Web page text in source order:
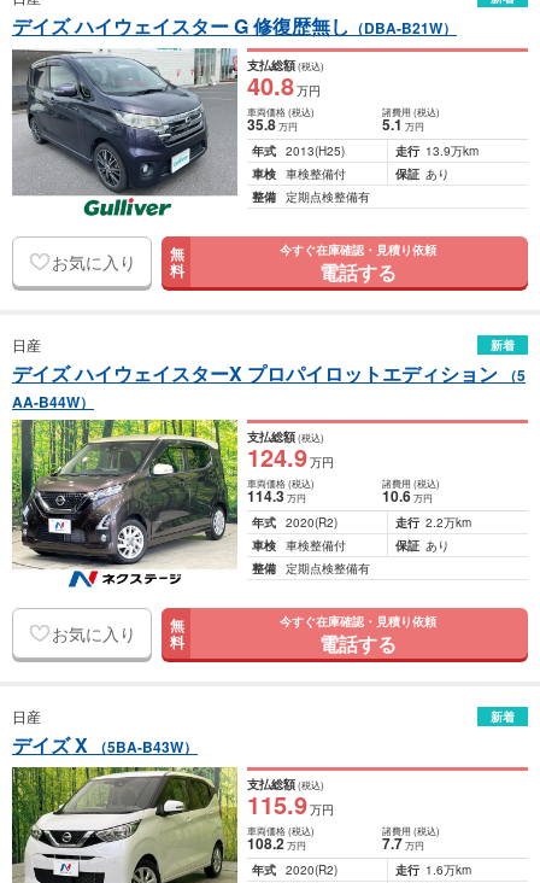
デイズ ハイウェイスター G 修復歴無し （DBA-B21W）
支払総額(税込)
40.8万円
車両価格(税込)
35.8万円
諸費用 (税込)
5.1 万円
年式 2013(H25) 走行 13.9万km
車検 車検整備付 保証 あり
整備 定期点検整備有
お気に入り 無
料
今すぐ在庫確認・見積り依頼
電話する
日産 新着
デイズ ハイウェイスターX プロパイロットエディション
（5
AA-B44W）
支払総額(税込)
124.9万円
車両価格(税込)
114.3万円
諸費用 (税込)
10.6 万円
年式 2020(R2) 走行 2.2万km
車検 車検整備付 保証 あり
整備 定期点検整備有
お気に入り 無
料
今すぐ在庫確認・見積り依頼
電話する
日産 新着
デイズ X （5BA-B43W）
支払総額(税込)
115.9万円
車両価格(税込)
108.2万円
諸費用 (税込)
7.7 万円
年式 2020(R2) 走行 1.6万km